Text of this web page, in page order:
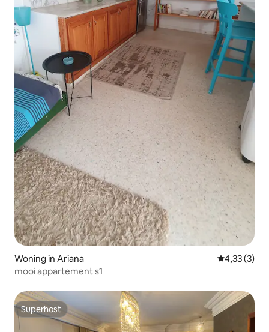
Woning in Ariana
4,33 (3)
mooi appartement s1
Superhost
Superhost